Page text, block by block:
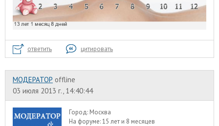
ответить цитировать
МОДЕРАТОР offline
03 июля 2013 г., 14:40:44
Город: Москва
На форуме:15 лет и 8 месяцев